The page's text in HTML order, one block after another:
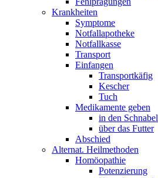
Krankheiten
Symptome
Notfallapotheke
Notfallkasse
Transport
Einfangen
Transportkäfig
Kescher
Tuch
Medikamente geben
in den Schnabel
über das Futter
Abschied
Alternat. Heilmethoden
Homöopathie
Potenzierung